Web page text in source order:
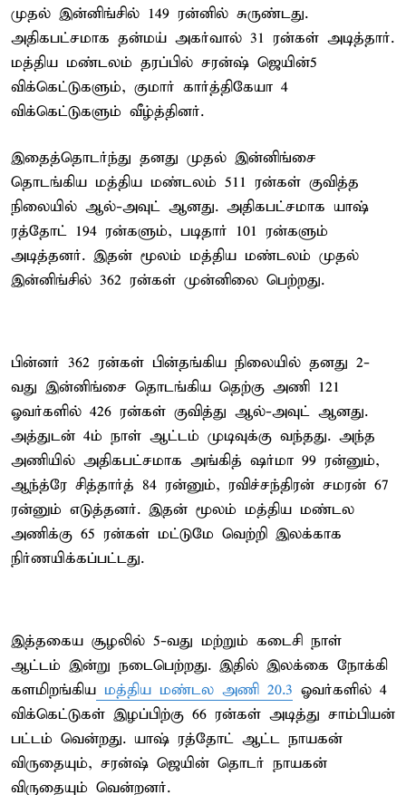
முதல் இன்னிங்சில் 149 ரன்னில் சுருண்டது.
அதிகபட்சமாக தன்மய் அகர்வால் 31 ரன்கள் அடித்தார்.
மத்திய மண்டலம் தரப்பில் சரன்ஷ் ஜெயின்5
விக்கெட்டுகளும், குமார் கார்த்திகேயா 4
விக்கெட்டுகளும் வீழ்த்தினர்.
இதைத்தொடர்ந்து தனது முதல் இன்னிங்சை
தொடங்கிய மத்திய மண்டலம் 511 ரன்கள் குவித்த
நிலையில் ஆல்-அவுட் ஆனது. அதிகபட்சமாக யாஷ்
ரத்தோட் 194 ரன்களும், படிதார் 101 ரன்களும்
அடித்தனர். இதன் மூலம் மத்திய மண்டலம் முதல்
இன்னிங்சில் 362 ரன்கள் முன்னிலை பெற்றது.
பின்னர் 362 ரன்கள் பின்தங்கிய நிலையில் தனது 2-
வது இன்னிங்சை தொடங்கிய தெற்கு அணி 121
ஓவர்களில் 426 ரன்கள் குவித்து ஆல்-அவுட் ஆனது.
அத்துடன் 4ம் நாள் ஆட்டம் முடிவுக்கு வந்தது. அந்த
அணியில் அதிகபட்சமாக அங்கித் ஷர்மா 99 ரன்னும்,
ஆந்த்ரே சித்தார்த் 84 ரன்னும், ரவிச்சந்திரன் சமரன் 67
ரன்னும் எடுத்தனர். இதன் மூலம் மத்திய மண்டல
அணிக்கு 65 ரன்கள் மட்டுமே வெற்றி இலக்காக
நிர்ணயிக்கப்பட்டது.
இத்தகைய சூழலில் 5-வது மற்றும் கடைசி நாள்
ஆட்டம் இன்று நடைபெற்றது. இதில் இலக்கை நோக்கி
களமிறங்கிய மத்திய மண்டல அணி 20.3 ஓவர்களில் 4
விக்கெட்டுகள் இழப்பிற்கு 66 ரன்கள் அடித்து சாம்பியன்
பட்டம் வென்றது. யாஷ் ரத்தோட் ஆட்ட நாயகன்
விருதையும், சரன்ஷ் ஜெயின் தொடர் நாயகன்
விருதையும் வென்றனர்.